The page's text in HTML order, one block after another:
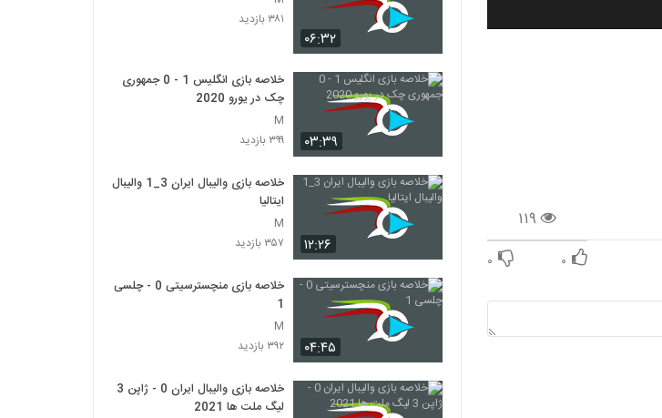
۱۱۹
۰ ۰
۰۶:۳۲
۳۸۱ بازدید
۰۳:۳۹
خلاصه بازی انگلیس 1 - 0 جمهوری
چک در یورو 2020
M
۳۹۹ بازدید
۱۲:۲۶
خلاصه بازی والیبال ایران 3_1 والیبال
ایتالیا
M
۳۵۷ بازدید
۰۴:۴۵
خلاصه بازی منچسترسیتی 0 - چلسی
1
M
۳۹۲ بازدید
خلاصه بازی والیبال ایران 0 - ژاپن 3
لیگ ملت ها 2021